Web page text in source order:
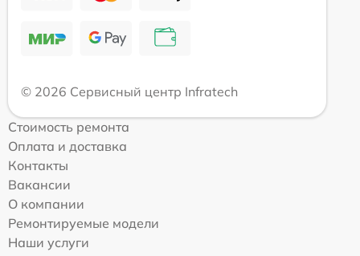
© 2026 Сервисный центр Infratech
Стоимость ремонта
Оплата и доставка
Контакты
Вакансии
О компании
Ремонтируемые модели
Наши услуги